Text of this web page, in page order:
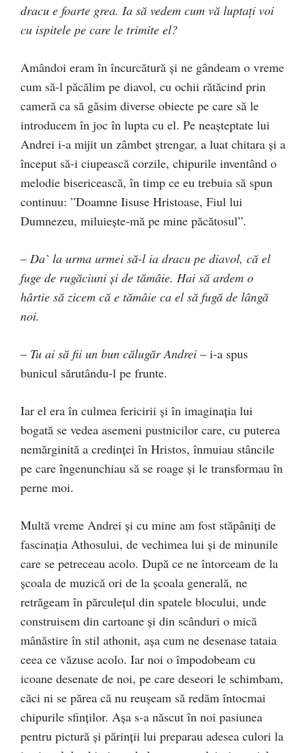
dracu e foarte grea. Ia să vedem cum vă luptaţi voi
cu ispitele pe care le trimite el?
Amândoi eram în încurcătură şi ne gândeam o vreme
cum să-l păcălim pe diavol, cu ochii rătăcind prin
cameră ca să găsim diverse obiecte pe care să le
introducem în joc în lupta cu el. Pe neaşteptate lui
Andrei i-a mijit un zâmbet ştrengar, a luat chitara şi a
început să-i ciupească corzile, chipurile inventând o
melodie bisericească, în timp ce eu trebuia să spun
continuu: ”Doamne Iisuse Hristoase, Fiul lui
Dumnezeu, miluieşte-mă pe mine păcătosul”.
– Da` la urma urmei să-l ia dracu pe diavol, că el
fuge de rugăciuni şi de tămâie. Hai să ardem o
hârtie să zicem că e tămâie ca el să fugă de lângă
noi.
– Tu ai să fii un bun călugăr Andrei – i-a spus
bunicul sărutându-l pe frunte.
Iar el era în culmea fericirii şi în imaginaţia lui
bogată se vedea asemeni pustnicilor care, cu puterea
nemărginită a credinţei în Hristos, înmuiau stâncile
pe care îngenunchiau să se roage şi le transformau în
perne moi.
Multă vreme Andrei şi cu mine am fost stăpâniţi de
fascinaţia Athosului, de vechimea lui şi de minunile
care se petreceau acolo. După ce ne întorceam de la
şcoala de muzică ori de la şcoala generală, ne
retrăgeam în părculeţul din spatele blocului, unde
construisem din cartoane şi din scânduri o mică
mânăstire în stil athonit, aşa cum ne desenase tataia
ceea ce văzuse acolo. Iar noi o împodobeam cu
icoane desenate de noi, pe care deseori le schimbam,
căci ni se părea că nu reuşeam să redăm întocmai
chipurile sfinţilor. Aşa s-a născut în noi pasiunea
pentru pictură şi părinţii lui preparau adesea culori la